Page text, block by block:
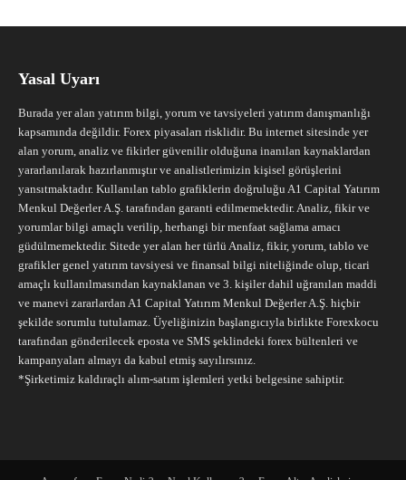
Yasal Uyarı
Burada yer alan yatırım bilgi, yorum ve tavsiyeleri yatırım danışmanlığı
kapsamında değildir. Forex piyasaları risklidir. Bu internet sitesinde yer
alan yorum, analiz ve fikirler güvenilir olduğuna inanılan kaynaklardan
yararlanılarak hazırlanmıştır ve analistlerimizin kişisel görüşlerini
yansıtmaktadır. Kullanılan tablo grafiklerin doğruluğu A1 Capital Yatırım
Menkul Değerler A.Ş. tarafından garanti edilmemektedir. Analiz, fikir ve
yorumlar bilgi amaçlı verilip, herhangi bir menfaat sağlama amacı
güdülmemektedir. Sitede yer alan her türlü Analiz, fikir, yorum, tablo ve
grafikler genel yatırım tavsiyesi ve finansal bilgi niteliğinde olup, ticari
amaçlı kullanılmasından kaynaklanan ve 3. kişiler dahil uğranılan maddi
ve manevi zararlardan A1 Capital Yatırım Menkul Değerler A.Ş. hiçbir
şekilde sorumlu tutulamaz. Üyeliğinizin başlangıcıyla birlikte Forexkocu
tarafından gönderilecek eposta ve SMS şeklindeki forex bültenleri ve
kampanyaları almayı da kabul etmiş sayılırsınız.
*Şirketimiz kaldıraçlı alım-satım işlemleri yetki belgesine sahiptir.